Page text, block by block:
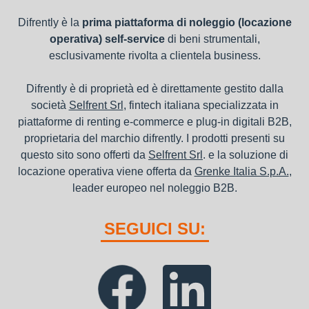
Difrently è la prima piattaforma di noleggio (locazione
operativa) self-servicedi beni strumentali,
esclusivamente rivolta a clientela business.
Difrently è di proprietà ed è direttamente gestito dalla
società Selfrent Srl , fintech italiana specializzata in
piattaforme di renting e-commerce e plug-in digitali B2B,
proprietaria del marchio difrently. I prodotti presenti su
questo sito sono offerti da Selfrent Srl . e la soluzione di
locazione operativa viene offerta da Grenke Italia S.p.A.,
leader europeo nel noleggio B2B.
SEGUICI SU: